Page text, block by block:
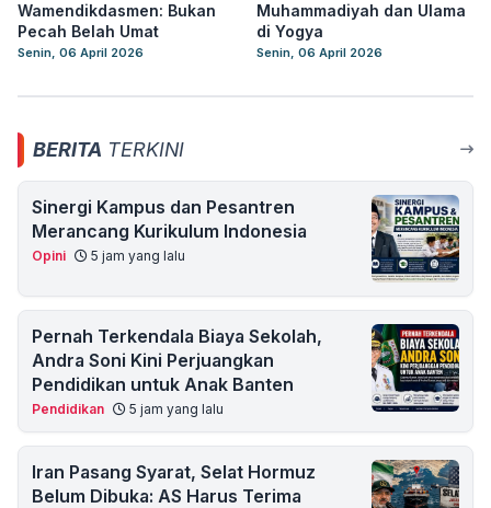
Wamendikdasmen: Bukan
Pecah Belah Umat
Senin, 06 April 2026
Muhammadiyah dan Ulama
di Yogya
Senin, 06 April 2026
BERITA TERKINI
Sinergi Kampus dan Pesantren
Merancang Kurikulum Indonesia
Opini 5 jam yang lalu
Pernah Terkendala Biaya Sekolah,
Andra Soni Kini Perjuangkan
Pendidikan untuk Anak Banten
Pendidikan 5 jam yang lalu
Iran Pasang Syarat, Selat Hormuz
Belum Dibuka: AS Harus Terima